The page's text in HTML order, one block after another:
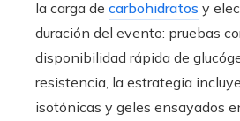
la carga de carbohidratos y
duración del evento: pruebas
disponibilidad rápida de
resistencia, la estrategia
isotónicas y geles ensayados